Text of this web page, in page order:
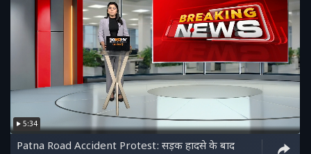
5:34
Patna Road Accident Protest: सड़क हादसे के बाद